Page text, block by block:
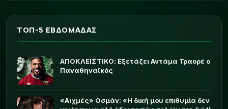
ΤΟΠ-5 ΕΒΔΟΜΑΔΑΣ
ΑΠΟΚΛΕΙΣΤΙΚΟ: Εξετάζει Αντάμα Τραορέ ο
Παναθηναϊκός
«Αιχμές» Οσμάν: «Η δική μου επιθυμία δεν